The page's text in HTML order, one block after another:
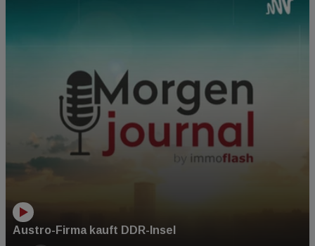
Austro-Firma kauft DDR-Insel